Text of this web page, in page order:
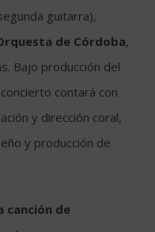
guitarra),
de Córdoba,
Bajo producción del
contará con
y dirección coral,
y producción de
canción de